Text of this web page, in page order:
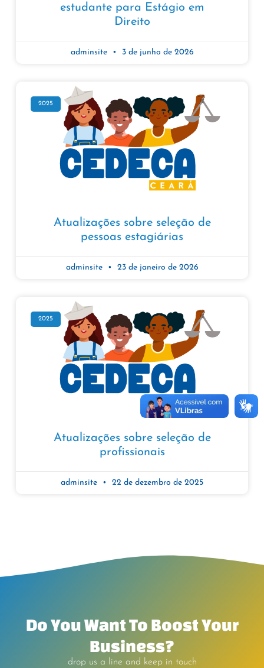
estudante para Estágio em
Direito​
adminsite 3 de junho de 2026
2025
Atualizações sobre seleção de
pessoas estagiárias
adminsite 23 de janeiro de 2026
2025
Atualizações sobre seleção de
profissionais
adminsite 22 de dezembro de 2025
Do You Want To Boost Your
Business?
drop us a line and keep in touch